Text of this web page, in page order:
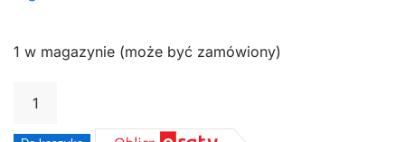
1 w magazynie (może być zamówiony)
ilość